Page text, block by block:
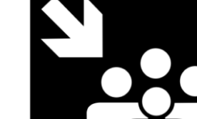
Impressum